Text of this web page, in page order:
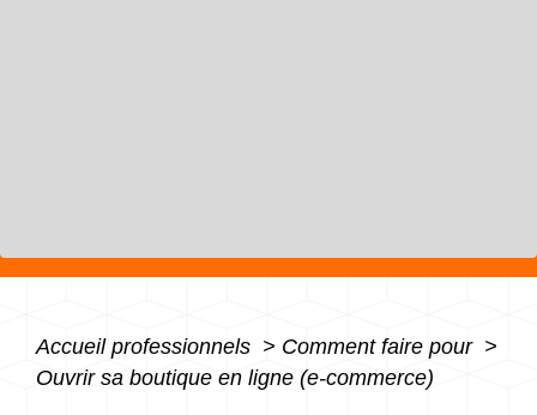
Accueil professionnels > Comment faire pour >
Ouvrir sa boutique en ligne (e-commerce)